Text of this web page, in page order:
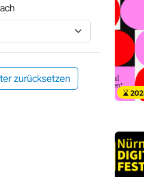
zurücksetzen